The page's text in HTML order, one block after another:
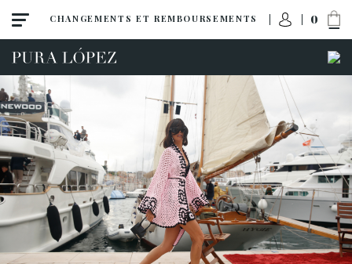
CHANGEMENTS ET REMBOURSEMENTS 0